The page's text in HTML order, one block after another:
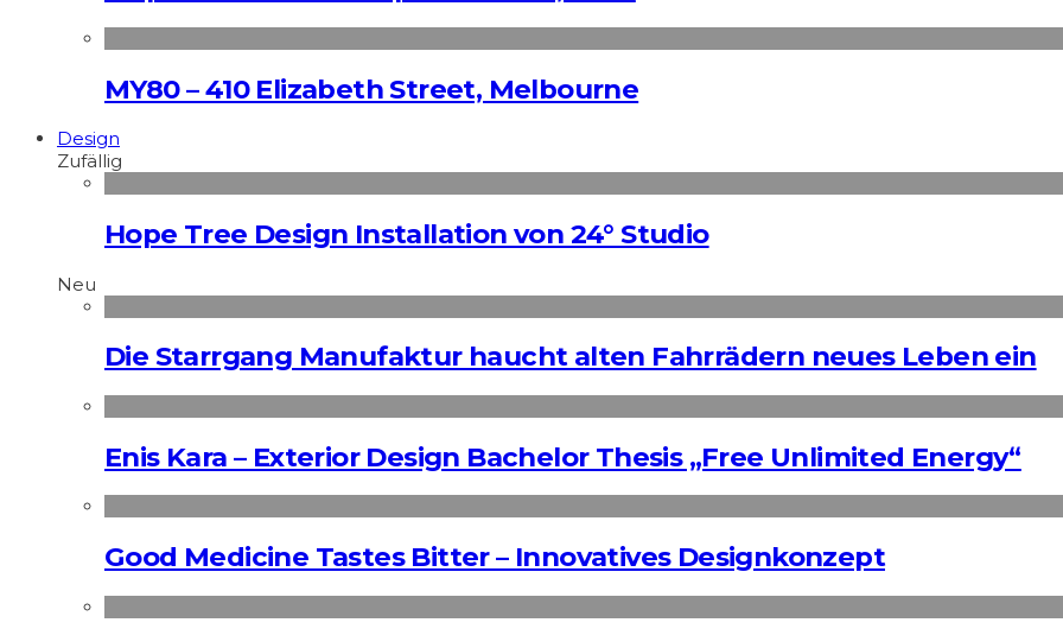
MY80 – 410 Elizabeth Street, Melbourne
Design
Zufällig
Hope Tree Design Installation von 24° Studio
Neu
Die Starrgang Manufaktur haucht alten Fahrrädern neues Leben ein
Enis Kara – Exterior Design Bachelor Thesis „Free Unlimited Energy“
Good Medicine Tastes Bitter – Innovatives Designkonzept